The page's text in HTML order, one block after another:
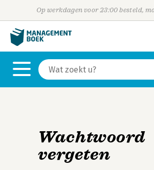
Op werkdagen voor 23:00 besteld,
Wachtwoord
vergeten